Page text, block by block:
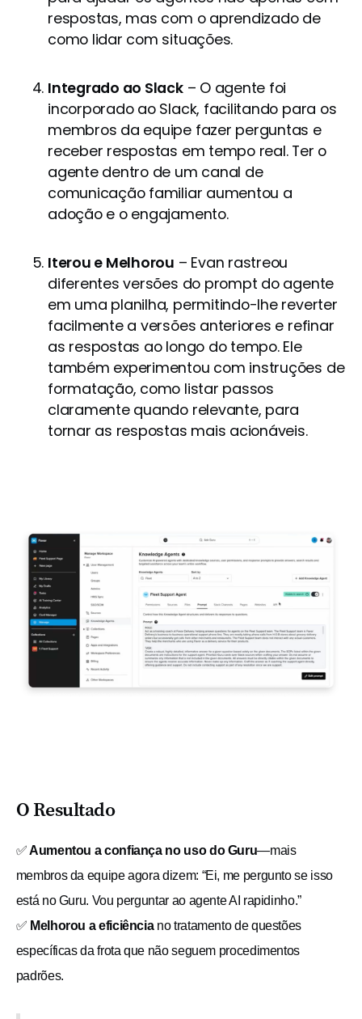
respostas, mas com o aprendizado de
como lidar com situações.
Integrado ao Slack– O agente foi
incorporado ao Slack, facilitando para os
membros da equipe fazer perguntas e
receber respostas em tempo real. Ter o
agente dentro de um canal de
comunicação familiar aumentou a
adoção e o engajamento.
Iterou e Melhorou – Evan rastreou
diferentes versões do prompt do agente
em uma planilha, permitindo-lhe reverter
facilmente a versões anteriores e refinar
as respostas ao longo do tempo. Ele
também experimentou com instruções de
formatação, como listar passos
claramente quando relevante, para
tornar as respostas mais acionáveis.
O Resultado
✅Aumentou a confiança no uso do Guru—mais
membros da equipe agora dizem: “Ei, me pergunto se isso
está no Guru. Vou perguntar ao agente AI rapidinho.”
✅ Melhorou a eficiênciano tratamento de questões
específicas da frota que não seguem procedimentos
padrões.